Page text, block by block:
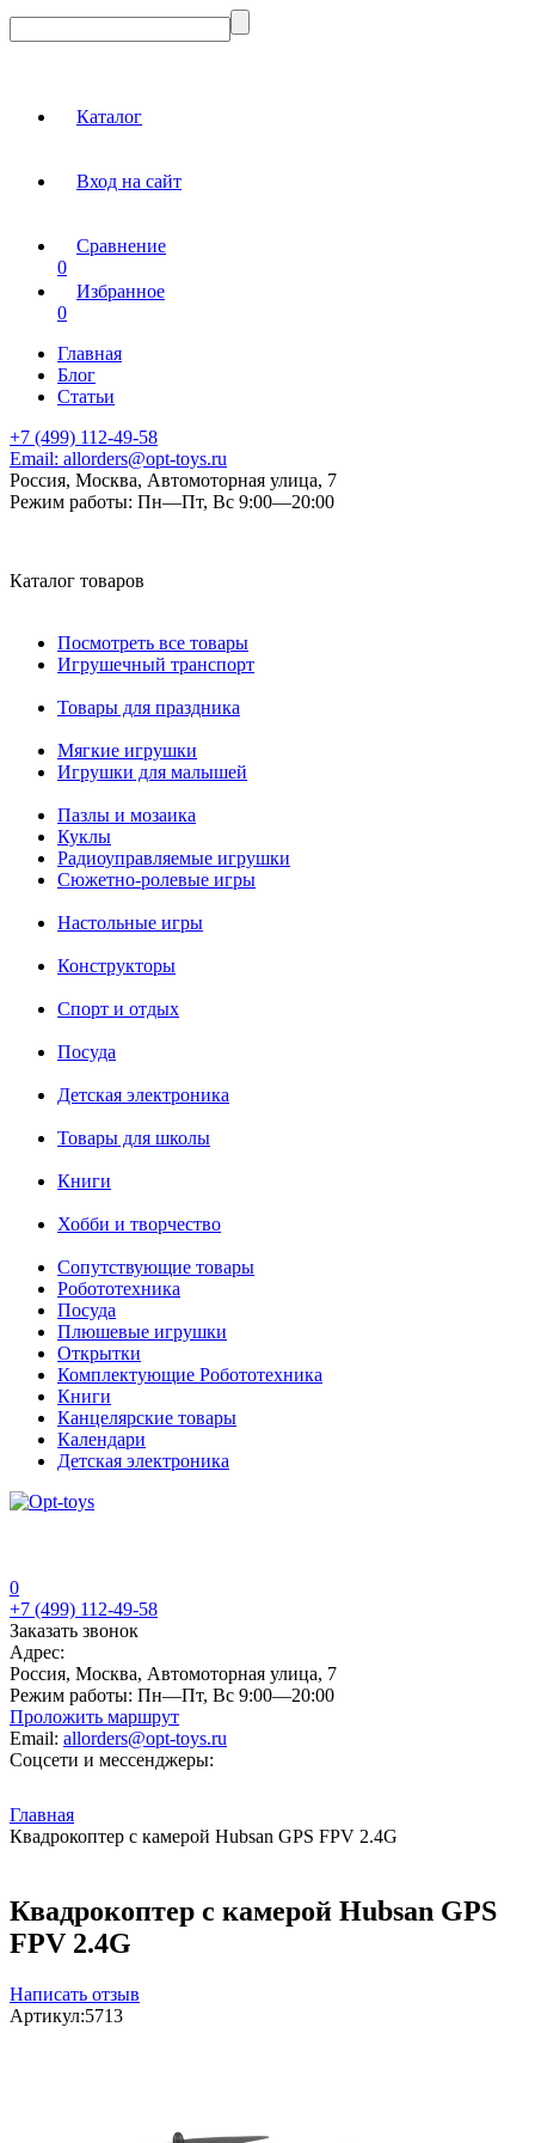
Каталог
Вход на сайт
Сравнение
0
Избранное
0
Главная
Блог
Статьи
+7 (499) 112-49-58
Email: allorders@opt-toys.ru
Россия, Москва, Автомоторная улица, 7
Режим работы: Пн—Пт, Вс 9:00—20:00
Каталог товаров
Посмотреть все товары
Игрушечный транспорт
Товары для праздника
Мягкие игрушки
Игрушки для малышей
Пазлы и мозаика
Куклы
Радиоуправляемые игрушки
Сюжетно-ролевые игры
Настольные игры
Конструкторы
Спорт и отдых
Посуда
Детская электроника
Товары для школы
Книги
Хобби и творчество
Сопутствующие товары
Робототехника
Посуда
Плюшевые игрушки
Открытки
Комплектующие Робототехника
Книги
Канцелярские товары
Календари
Детская электроника
0
+7 (499) 112-49-58
Заказать звонок
Адрес:
Россия, Москва, Автомоторная улица, 7
Режим работы: Пн—Пт, Вс 9:00—20:00
Проложить маршрут
Email: allorders@opt-toys.ru
Соцсети и мессенджеры:
Главная
Квадрокоптер с камерой Hubsan GPS FPV 2.4G
Квадрокоптер с камерой Hubsan GPS
FPV 2.4G
Написать отзыв
Артикул:5713